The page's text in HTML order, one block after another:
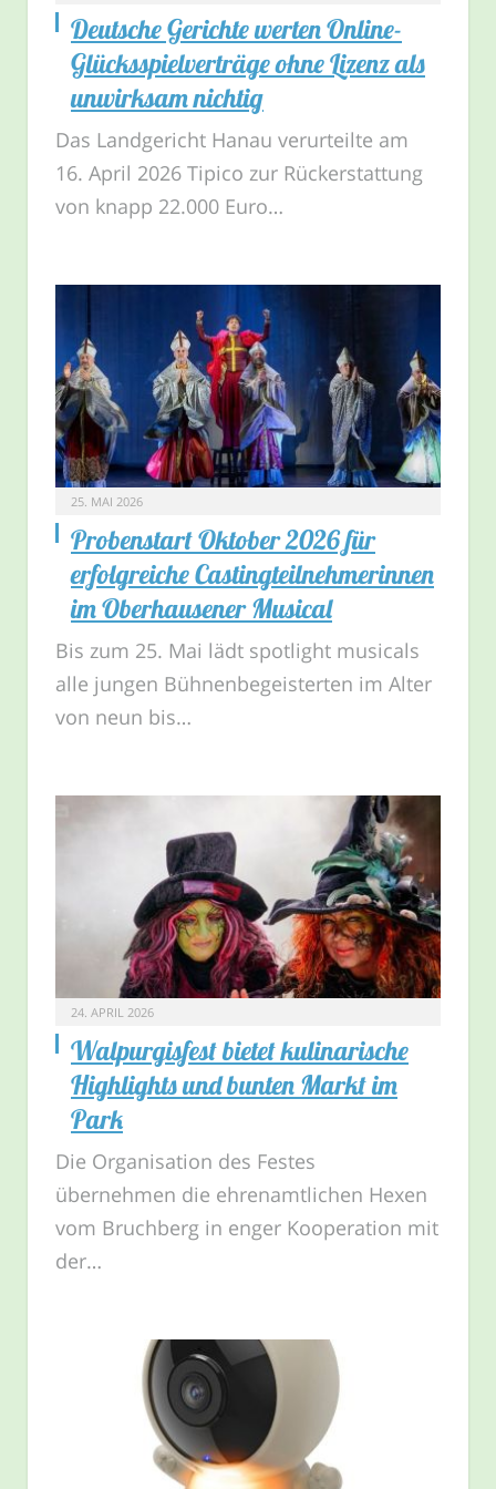
Deutsche Gerichte werten Online-
Glücksspielverträge ohne Lizenz als
unwirksam nichtig
Das Landgericht Hanau verurteilte am
16. April 2026 Tipico zur Rückerstattung
von knapp 22.000 Euro…
25. MAI 2026
Probenstart Oktober 2026 für
erfolgreiche Castingteilnehmerinnen
im Oberhausener Musical
Bis zum 25. Mai lädt spotlight musicals
alle jungen Bühnenbegeisterten im Alter
von neun bis…
24. APRIL 2026
Walpurgisfest bietet kulinarische
Highlights und bunten Markt im
Park
Die Organisation des Festes
übernehmen die ehrenamtlichen Hexen
vom Bruchberg in enger Kooperation mit
der…